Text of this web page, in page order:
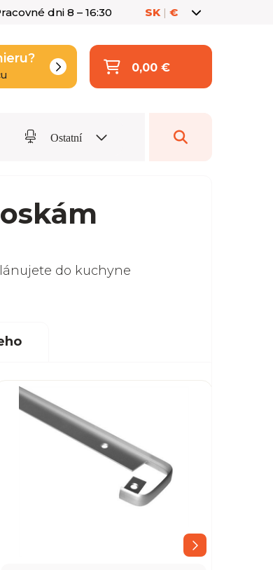
dni 8 – 16:30 SK | €
0,00 €
Ostatní
do kuchyne